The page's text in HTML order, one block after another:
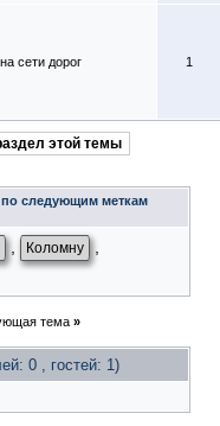
сети дорог 1
этой темы
следующим меткам
Коломну
тема »
0 , гостей: 1)